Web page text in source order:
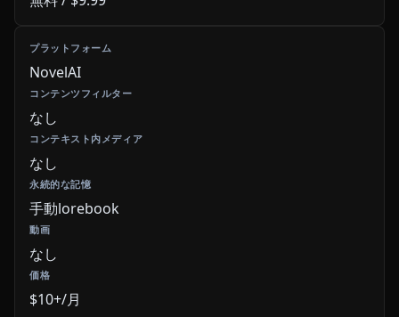
NovelAI
なし
なし
手動lorebook
なし
$10+/月